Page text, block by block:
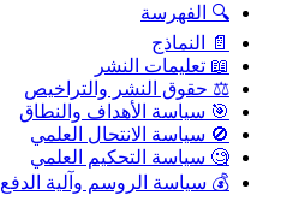
🔍 الفهرسة
📄 النماذج
📖 تعليمات النشر
⚖️ حقوق النشر والتراخيص
🎯 سياسة الأهداف والنطاق
🚫 سياسة الانتحال العلمي
🧐 سياسة التحكيم العلمي
💰 سياسة الروسم وآلية الدفع